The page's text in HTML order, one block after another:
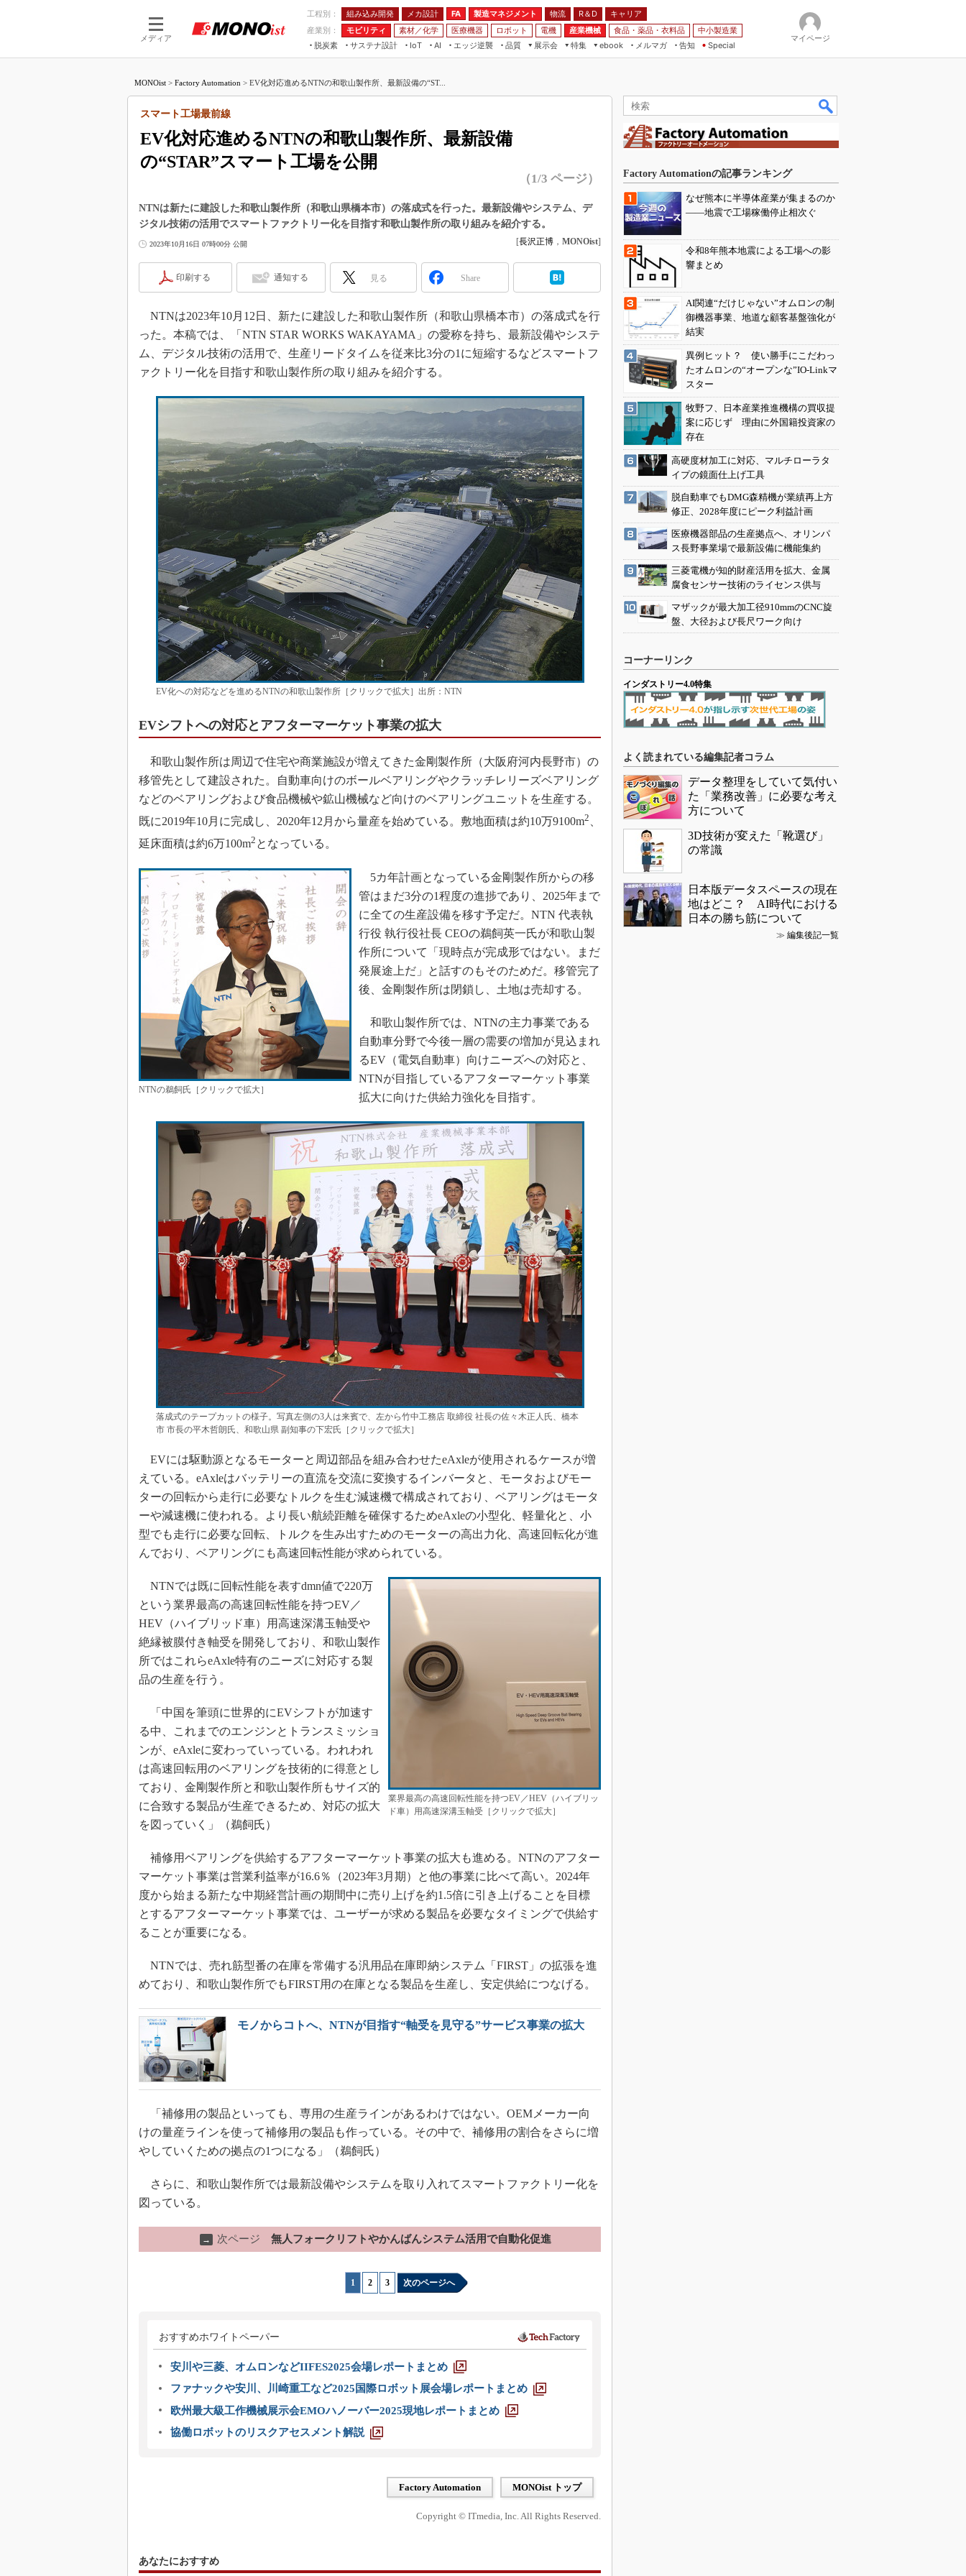
メディア
工程別： 組み込み開発 メカ設計 FA 製造マネジメント 物流 R＆D
キャリア
産業別：
モビリティ 素材／化学 医療機器 ロボット 電機 産業機械 食品・薬品・衣料品
中小製造業
脱炭素
サステナ設計
IoT
つながる工場
AI
AI×設備保全
エッジ逆襲 品質
展示会
JIMTOF
IIFES
TECHNO-FRONTIER
人テク展
日本ものづくりワールド
AUTOMOTIVE WORLD
産業オープンネット展
特集
つながるクルマ
VR／AR
フィールドサービス
組み込みモデリング
車載ソフト開発
ISO26262
3Dプリンタ
デジタルツインとCAE
S＆OP
イノベーション
製造業ビッグデータ
メイドインジャパン
植物工場
知財マネジメント
海外生産
グローバル設計・開発
制御セキュリティ
新型コロナへの対応
ebook
FA
モビリティ
メルマガ
告知 Special
マイページ
MONOist > Factory Automation > EV化対応進めるNTNの和歌山製作所、最新設備の“ST...
EV化対応進めるNTNの和歌山製作所、最新設備
の“STAR”スマート工場を公開
スマート工場最前線
（1/3 ページ）
NTNは新たに建設した和歌山製作所（和歌山県橋本市）の落成式を行った。最新設備やシステム、デ
ジタル技術の活用でスマートファクトリー化を目指す和歌山製作所の取り組みを紹介する。
2023年10月16日 07時00分 公開 [長沢正博 ， MONOist]
印刷する 通知する 見る Share
NTNは2023年10月12日、新たに建設した和歌山製作所（和歌山県橋本市）の落成式を行
った。本稿では、「NTN STAR WORKS WAKAYAMA」の愛称を持ち、最新設備やシステ
ム、デジタル技術の活用で、生産リードタイムを従来比3分の1に短縮するなどスマートフ
ァクトリー化を目指す和歌山製作所の取り組みを紹介する。
EV化への対応などを進めるNTNの和歌山製作所［クリックで拡大］出所：NTN
EVシフトへの対応とアフターマーケット事業の拡大
和歌山製作所は周辺で住宅や商業施設が増えてきた金剛製作所（大阪府河内長野市）の
移管先として建設された。自動車向けのボールベアリングやクラッチレリーズベアリング
などのベアリングおよび食品機械や鉱山機械など向けのベアリングユニットを生産する。
既に2019年10月に完成し、2020年12月から量産を始めている。敷地面積は約10万9100m2
延床面積は約6万100m2 となっている。
NTNの鵜飼氏［クリックで拡大］
5カ年計画となっている金剛製作所からの移
管はまだ3分の1程度の進捗であり、2025年まで
に全ての生産設備を移す予定だ。NTN 代表執
行役 執行役社長 CEOの鵜飼英一氏が和歌山製
作所について「現時点が完成形ではない。まだ
発展途上だ」と話すのもそのためだ。移管完了
後、金剛製作所は閉鎖し、土地は売却する。
和歌山製作所では、NTNの主力事業である
自動車分野で今後一層の需要の増加が見込まれ
るEV（電気自動車）向けニーズへの対応と、
NTNが目指しているアフターマーケット事業
拡大に向けた供給力強化を目指す。
落成式のテープカットの様子。写真左側の3人は来賓で、左から竹中工務店 取締役 社長の佐々木正人氏、橋本
市 市長の平木哲朗氏、和歌山県 副知事の下宏氏［クリックで拡大］
EVには駆動源となるモーターと周辺部品を組み合わせたeAxleが使用されるケースが増
えている。eAxleはバッテリーの直流を交流に変換するインバータと、モータおよびモー
ターの回転から走行に必要なトルクを生む減速機で構成されており、ベアリングはモータ
ーや減速機に使われる。より長い航続距離を確保するためeAxleの小型化、軽量化と、小
型でも走行に必要な回転、トルクを生み出すためのモーターの高出力化、高速回転化が進
んでおり、ベアリングにも高速回転性能が求められている。
業界最高の高速回転性能を持つEV／HEV（ハイブリッ
ド車）用高速深溝玉軸受［クリックで拡大］
NTNでは既に回転性能を表すdmn値で220万
という業界最高の高速回転性能を持つEV／
HEV（ハイブリッド車）用高速深溝玉軸受や
絶縁被膜付き軸受を開発しており、和歌山製作
所ではこれらeAxle特有のニーズに対応する製
品の生産を行う。
「中国を筆頭に世界的にEVシフトが加速す
る中、これまでのエンジンとトランスミッショ
ンが、eAxleに変わっていっている。われわれ
は高速回転用のベアリングを技術的に得意とし
ており、金剛製作所と和歌山製作所もサイズ的
に合致する製品が生産できるため、対応の拡大
を図っていく」（鵜飼氏）
補修用ベアリングを供給するアフターマーケット事業の拡大も進める。NTNのアフター
マーケット事業は営業利益率が16.6％（2023年3月期）と他の事業に比べて高い。2024年
度から始まる新たな中期経営計画の期間中に売り上げを約1.5倍に引き上げることを目標
とするアフターマーケット事業では、ユーザーが求める製品を必要なタイミングで供給す
ることが重要になる。
NTNでは、売れ筋型番の在庫を常備する汎用品在庫即納システム「FIRST」の拡張を進
めており、和歌山製作所でもFIRST用の在庫となる製品を生産し、安定供給につなげる。
モノからコトへ、NTNが目指す“軸受を見守る”サービス事業の拡大
「補修用の製品といっても、専用の生産ラインがあるわけではない。OEMメーカー向
けの量産ラインを使って補修用の製品も作っている。その中で、補修用の割合をさらに増
やしていくための拠点の1つになる」（鵜飼氏）
さらに、和歌山製作所では最新設備やシステムを取り入れてスマートファクトリー化を
図っている。
→ 次ページ 無人フォークリフトやかんばんシステム活用で自動化促進
1 2 3 次のページへ
おすすめホワイトペーパー
安川や三菱、オムロンなどIIFES2025会場レポートまとめ
ファナックや安川、川崎重工など2025国際ロボット展会場レポートまとめ
欧州最大級工作機械展示会EMOハノーバー2025現地レポートまとめ
協働ロボットのリスクアセスメント解説
Factory Automation MONOist トップ
Copyright © ITmedia, Inc. All Rights Reserved.
あなたにおすすめ
Factory Automationの記事ランキング
なぜ熊本に半導体産業が集まるのか
――地震で工場稼働停止相次ぐ
令和8年熊本地震による工場への影
響まとめ
AI関連“だけじゃない”オムロンの制
御機器事業、地道な顧客基盤強化が
結実
異例ヒット？ 使い勝手にこだわっ
たオムロンの“オープンな”IO-Linkマ
スター
牧野フ、日本産業推進機構の買収提
案に応じず 理由に外国籍投資家の
存在
高硬度材加工に対応、マルチローラタ
イプの鏡面仕上げ工具
脱自動車でもDMG森精機が業績再上方
修正、2028年度にピーク利益計画
医療機器部品の生産拠点へ、オリンパ
ス長野事業場で最新設備に機能集約
三菱電機が知的財産活用を拡大、金属
腐食センサー技術のライセンス供与
マザックが最大加工径910mmのCNC旋
盤、大径および長尺ワーク向け
コーナーリンク
インダストリー4.0特集
よく読まれている編集記者コラム
データ整理をしていて気付い
た「業務改善」に必要な考え
方について
3D技術が変えた「靴選び」
の常識
日本版データスペースの現在
地はどこ？ AI時代における
日本の勝ち筋について
≫ 編集後記一覧